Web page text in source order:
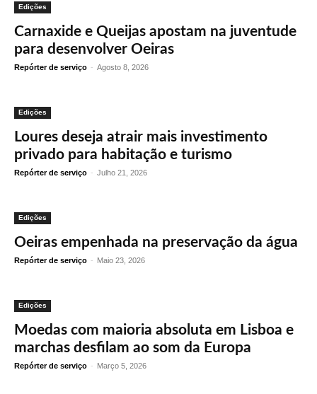
Edições
Carnaxide e Queijas apostam na juventude
para desenvolver Oeiras
Repórter de serviço - Agosto 8, 2026
Edições
Loures deseja atrair mais investimento
privado para habitação e turismo
Repórter de serviço - Julho 21, 2026
Edições
Oeiras empenhada na preservação da água
Repórter de serviço - Maio 23, 2026
Edições
Moedas com maioria absoluta em Lisboa e
marchas desfilam ao som da Europa
Repórter de serviço - Março 5, 2026